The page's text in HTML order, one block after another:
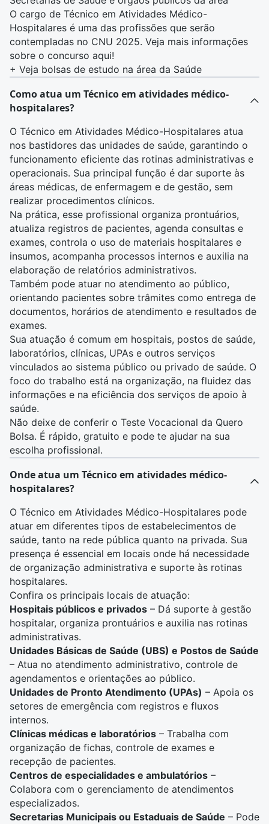
O cargo de Técnico em Atividades Médico-
Hospitalares é uma das profissões que serão
contempladas no CNU 2025. Veja mais informações
sobre o concurso aqui!
+ Veja bolsas de estudo na área da Saúde
Como atua um Técnico em atividades médico-
hospitalares?
O Técnico em Atividades Médico-Hospitalares atua
nos bastidores das unidades de saúde, garantindo o
funcionamento eficiente das rotinas administrativas e
operacionais. Sua principal função é dar suporte às
áreas médicas, de enfermagem e de gestão, sem
realizar procedimentos clínicos.
Na prática, esse profissional organiza prontuários,
atualiza registros de pacientes, agenda consultas e
exames, controla o uso de materiais hospitalares e
insumos, acompanha processos internos e auxilia na
elaboração de relatórios administrativos.
Também pode atuar no atendimento ao público,
orientando pacientes sobre trâmites como entrega de
documentos, horários de atendimento e resultados de
exames.
Sua atuação é comum em hospitais, postos de saúde,
laboratórios, clínicas, UPAs e outros serviços
vinculados ao sistema público ou privado de saúde. O
foco do trabalho está na organização, na fluidez das
informações e na eficiência dos serviços de apoio à
saúde.
Não deixe de conferir o Teste Vocacional da Quero
Bolsa. É rápido, gratuito e pode te ajudar na sua
escolha profissional.
Onde atua um Técnico em atividades médico-
hospitalares?
O Técnico em Atividades Médico-Hospitalares pode
atuar em diferentes tipos de estabelecimentos de
saúde, tanto na rede pública quanto na privada. Sua
presença é essencial em locais onde há necessidade
de organização administrativa e suporte às rotinas
hospitalares.
Confira os principais locais de atuação:
Hospitais públicos e privados – Dá suporte à gestão
hospitalar, organiza prontuários e auxilia nas rotinas
administrativas.
Unidades Básicas de Saúde (UBS) e Postos de Saúde
– Atua no atendimento administrativo, controle de
agendamentos e orientações ao público.
Unidades de Pronto Atendimento (UPAs) – Apoia os
setores de emergência com registros e fluxos
internos.
Clínicas médicas e laboratórios – Trabalha com
organização de fichas, controle de exames e
recepção de pacientes.
Centros de especialidades e ambulatórios –
Colabora com o gerenciamento de atendimentos
especializados.
Secretarias Municipais ou Estaduais de Saúde – Pode